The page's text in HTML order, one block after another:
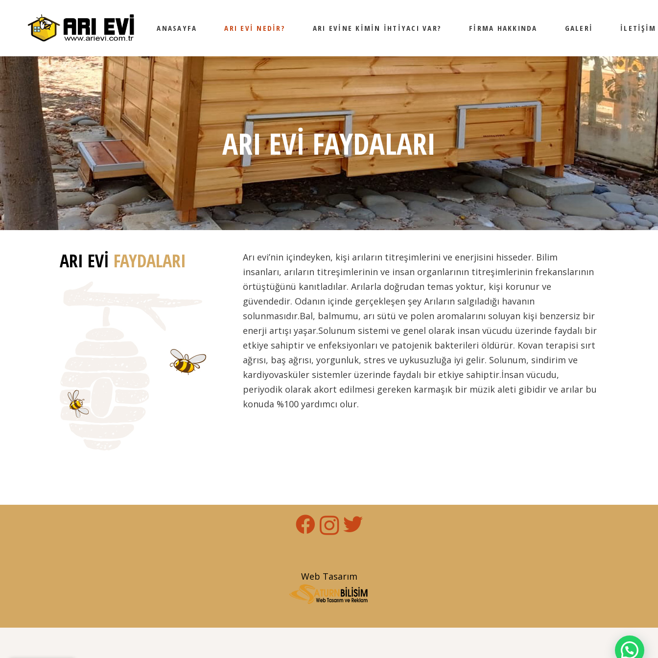
ANASAYFA ARI EVI NEDIR?
ARI EVI NEDIR?
ARI EVI FAYDALARI
ZARARLI OLABILECEK
HALLER
ZIYARET IÇIN BILINMESI
GEREKENLER
ARI EVINE KIMIN İHTIYACI VAR? FIRMA HAKKINDA
FIRMA HAKKINDA
KULLANILAN MALZEME
SÜRPRIZ YOK
GALERI İLETIŞIM
ARI EVI FAYDALARI
ARI EVI FAYDALARI
Arı evi’nin içindeyken, kişi arıların titreşimlerini ve enerjisini hisseder. Bilim
insanları, arıların titreşimlerinin ve insan organlarının titreşimlerinin frekanslarının
örtüştüğünü kanıtladılar. Arılarla doğrudan temas yoktur, kişi korunur ve
güvendedir. Odanın içinde gerçekleşen şey Arıların salgıladığı havanın
solunmasıdır.Bal, balmumu, arı sütü ve polen aromalarını soluyan kişi benzersiz bir
enerji artışı yaşar.Solunum sistemi ve genel olarak insan vücudu üzerinde faydalı bir
etkiye sahiptir ve enfeksiyonları ve patojenik bakterileri öldürür. Kovan terapisi sırt
ağrısı, baş ağrısı, yorgunluk, stres ve uykusuzluğa iyi gelir. Solunum, sindirim ve
kardiyovasküler sistemler üzerinde faydalı bir etkiye sahiptir.İnsan vücudu,
periyodik olarak akort edilmesi gereken karmaşık bir müzik aleti gibidir ve arılar bu
konuda %100 yardımcı olur.
Web Tasarım